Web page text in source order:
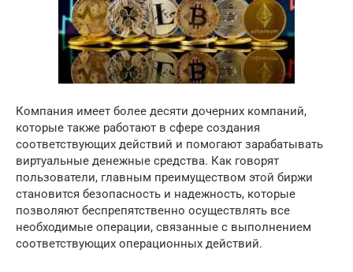
Компания имеет более десяти дочерних компаний,
которые также работают в сфере создания
соответствующих действий и помогают зарабатывать
виртуальные денежные средства. Как говорят
пользователи, главным преимуществом этой биржи
становится безопасность и надежность, которые
позволяют беспрепятственно осуществлять все
необходимые операции, связанные с выполнением
соответствующих операционных действий.